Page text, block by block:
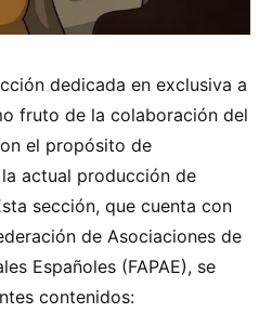
dedicada en exclusiva a
fruto de la colaboración del
el propósito de
actual producción de
sección, que cuenta con
de Asociaciones de
Españoles (FAPAE), se
contenidos: